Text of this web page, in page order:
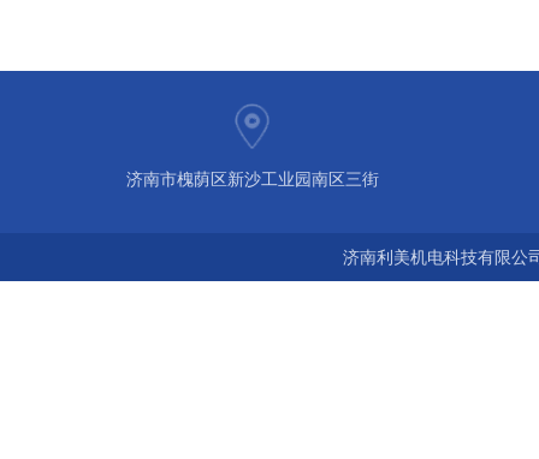
济南市槐荫区新沙工业园南区三街
济南利美机电科技有限